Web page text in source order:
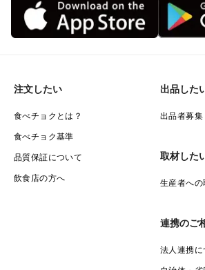
が増し
ていきます。
温でも長く保存することができま
注文したい
食べチョクとは？
食べチョク基準
品質保証について
飲食店の方へ
出品した
出品者募集
取材した
生産者へ
連携のご
法人連携に